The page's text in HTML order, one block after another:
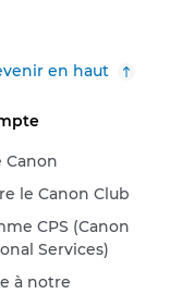
en haut
Canon
le Canon Club
CPS (Canon
Services)
à notre